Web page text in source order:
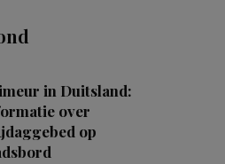
in Duitsland:
over
op